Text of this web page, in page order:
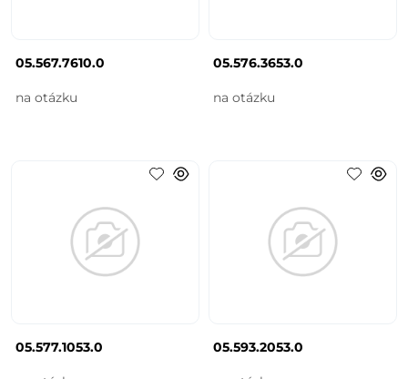
05.567.7610.0
na otázku
05.576.3653.0
na otázku
05.577.1053.0 05.593.2053.0